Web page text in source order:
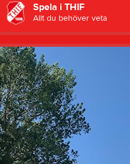
Spela i THIF
Allt du behöver veta